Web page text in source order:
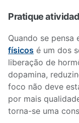
Pratique
Quando se pensa
físicos é um dos
liberação de
dopamina,
foco não deve
por mais
torna-se uma